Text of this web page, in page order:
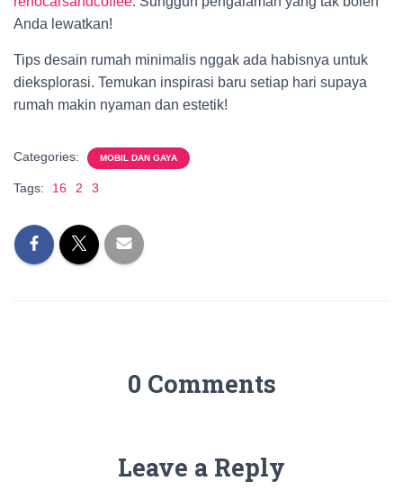
Anda lewatkan!
Tips desain rumah minimalis nggak ada habisnya untuk
dieksplorasi. Temukan inspirasi baru setiap hari supaya
rumah makin nyaman dan estetik!
Categories: MOBIL DAN GAYA
Tags: 16 2 3
0 Comments
Leave a Reply